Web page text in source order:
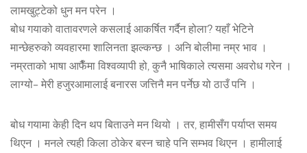
लामखुट्टेको धुन मन परेन ।
बोध गयाको वातावरणले कसलाई आकर्षित गर्दैन होला? यहाँ भेटिने
मान्छेहरुको व्यवहारमा शालिनता झल्कन्छ । अनि बोलीमा नम्र भाव ।
नम्रताको भाषा आफैँमा विश्वव्यापी हो, कुनै भाषिकाले त्यसमा अवरोध गरेन ।
लाग्यो– मेरी हजुरआमालाई बनारस जत्तिनै मन पर्नेछ यो ठाउँ पनि ।
बोध गयामा केही दिन थप बिताउने मन थियो । तर, हामीसँग पर्याप्त समय
थिएन । मनले त्यही किला ठोकेर बस्न चाहे पनि सम्भव थिएन । हामीलाई